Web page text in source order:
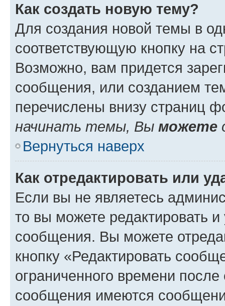
Как создать новую тему?
Для создания новой темы в
соответствующую кнопку на
Возможно, вам придется
сообщения, или созданием
перечислены внизу страниц
начинать темы, Вы можете
Вернуться наверх
Как отредактировать или
Если вы не являетесь
то вы можете редактировать
сообщения. Вы можете
кнопку «Редактировать
ограниченного времени
сообщения имеются